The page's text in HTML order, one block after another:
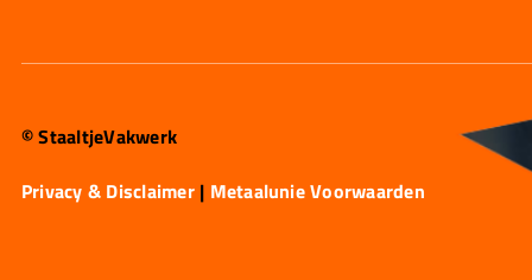
© StaaltjeVakwerk
Privacy & Disclaimer| Metaalunie Voorwaarden